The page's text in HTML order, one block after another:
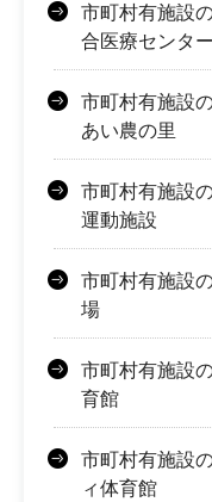
市町村有施設
合医療センター
市町村有施設
あい農の里
市町村有施設
運動施設
市町村有施設
場
市町村有施設
育館
市町村有施設
ィ体育館